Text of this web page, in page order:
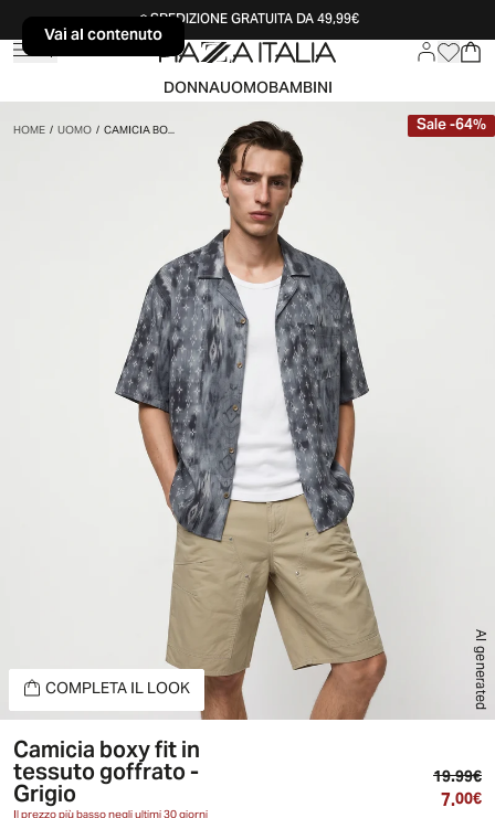
Vai al contenutoSPEDIZIONE GRATUITA DA 49,99€
DONNAUOMOBAMBINI
HOME/UOMO/CAMICIA BO...
AI generated
COMPLETA IL LOOK
Sale-64%
Camicia boxy fit in
tessuto goffrato -
Grigio 19.99€
7.00€
Vai al contenuto